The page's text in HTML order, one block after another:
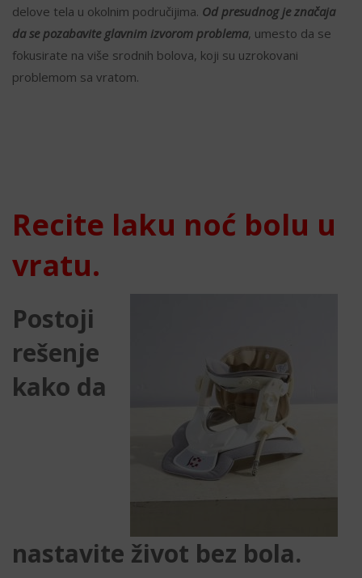
delove tela u okolnim područijima. Od presudnog je značaja
da se pozabavite glavnim izvorom problema, umesto da se
fokusirate na više srodnih bolova, koji su uzrokovani
problemom sa vratom.
Recite laku noć bolu u
vratu.
Postoji
rešenje
kako da
nastavite život bez bola.